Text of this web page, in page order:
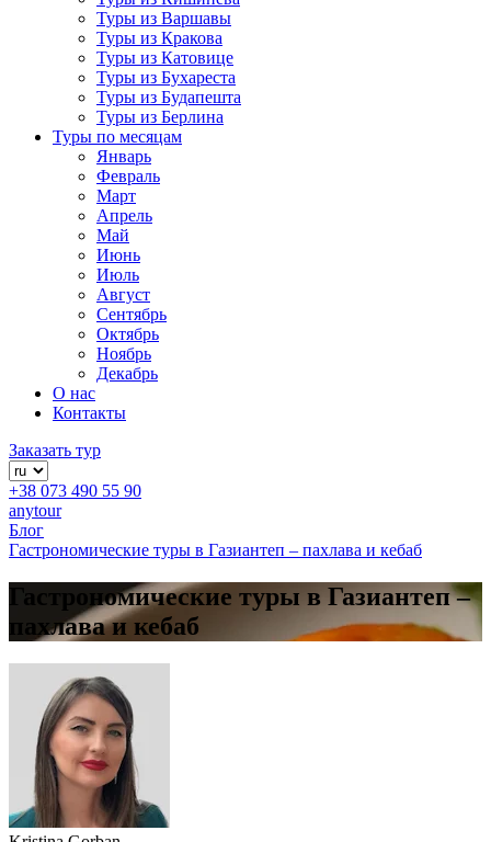
Туры из Варшавы
Туры из Кракова
Туры из Катовице
Туры из Бухареста
Туры из Будапешта
Туры из Берлина
Туры по месяцам
Январь
Февраль
Март
Апрель
Май
Июнь
Июль
Август
Сентябрь
Октябрь
Ноябрь
Декабрь
О нас
Контакты
Заказать тур
+38 073 490 55 90
anytour
Блог
Гастрономические туры в Газиантеп – пахлава и кебаб
Гастрономические туры в Газиантеп –
пахлава и кебаб